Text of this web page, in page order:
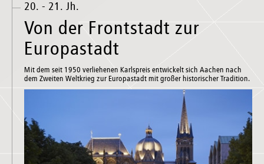
20. - 21. Jh.
Von der Frontstadt zur
Europastadt
Mit dem seit 1950 verliehenen Karlspreis entwickelt sich Aachen nach
dem Zweiten Weltkrieg zur Europastadt mit großer historischer Tradition.